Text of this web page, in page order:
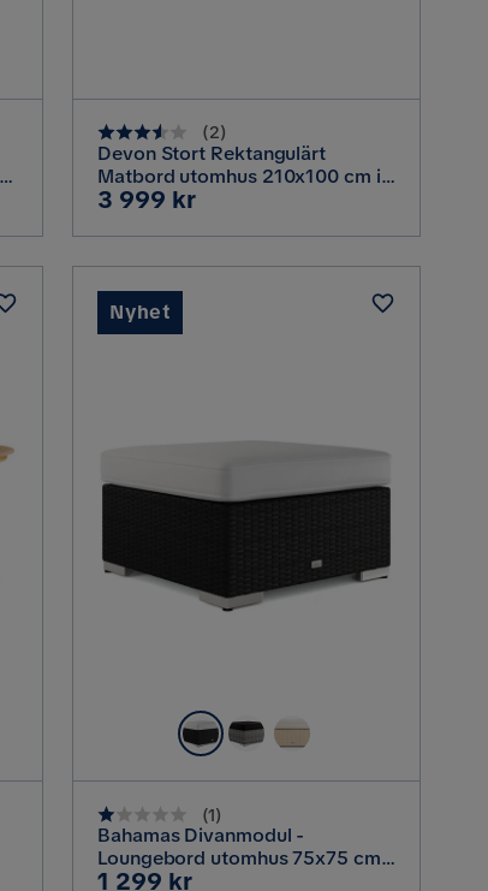
(2)
Devon Stort Rektangulärt
Matbord utomhus 210x100 cm i
aluminium, Svart
Pris
3 999 kr
(1)
Bahamas Divanmodul -
Loungebord utomhus 75x75 cm
till soffor, Svart
Pris
1 299 kr
Nyhet